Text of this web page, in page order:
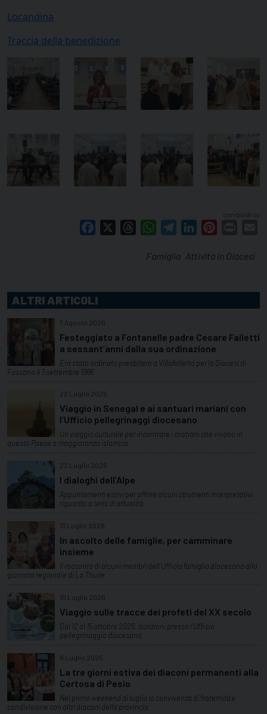
Locandina
Traccia della benedizione
condividi su
Facebook ThreadsWhatsAppTelegramLinkedIn
Attività in Diocesi
Famiglia
ALTRI ARTICOLI
7 Agosto 2026
Festeggiato a Fontanelle padre Cesare Falletti
a sessant’anni dalla sua ordinazione
Era stato ordinato presbitero a Villafalletto per la Diocesi di
Fossano il 3 settembre 1966
22 Luglio 2026
Viaggio in Senegal e ai santuari mariani con
l’Ufficio pellegrinaggi diocesano
Un viaggio culturale per incontrare i cristiani che vivono in
questo Paese a maggioranza islamica
22 Luglio 2026
I dialoghi dell’Alpe
Appuntamenti estivi per offrire alcuni strumenti interpretativi
riguardo a temi di attualità
13 Luglio 2026
In ascolto delle famiglie, per camminare
insieme
Il racconto di alcuni membri dell'Ufficio famiglia diocesano alla
giornata regionale di La Thuile
10 Luglio 2026
Viaggio sulle tracce dei profeti del XX secolo
Dal 12 al 15 ottobre 2026. Iscrizioni presso l'Ufficio
pellegrinaggio diocesano.
6 Luglio 2026
La tre giorni estiva dei diaconi permanenti alla
Certosa di Pesio
Nel primo weekend di luglio la convivenza di fraternità e
condivisione con altri diaconi della provincia